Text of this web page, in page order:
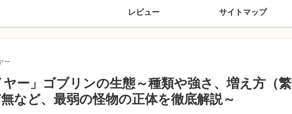
レビュー サイトマップ
ー
ヤー」ゴブリンの生態～種類や強さ、増え方（繁
など、最弱の怪物の正体を徹底解説～